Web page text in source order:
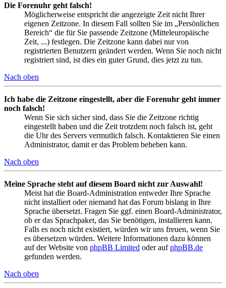
Die Forenuhr geht falsch!
Möglicherweise entspricht die angezeigte Zeit nicht Ihrer
eigenen Zeitzone. In diesem Fall sollten Sie im „Persönlichen
Bereich“ die für Sie passende Zeitzone (Mitteleuropäische
Zeit, ...) festlegen. Die Zeitzone kann dabei nur von
registrierten Benutzern geändert werden. Wenn Sie noch nicht
registriert sind, ist dies ein guter Grund, dies jetzt zu tun.
Nach oben
Ich habe die Zeitzone eingestellt, aber die Forenuhr geht immer
noch falsch!
Wenn Sie sich sicher sind, dass Sie die Zeitzone richtig
eingestellt haben und die Zeit trotzdem noch falsch ist, geht
die Uhr des Servers vermutlich falsch. Kontaktieren Sie einen
Administrator, damit er das Problem beheben kann.
Nach oben
Meine Sprache steht auf diesem Board nicht zur Auswahl!
Meist hat die Board-Administration entweder Ihre Sprache
nicht installiert oder niemand hat das Forum bislang in Ihre
Sprache übersetzt. Fragen Sie ggf. einen Board-Administrator,
ob er das Sprachpaket, das Sie benötigen, installieren kann.
Falls es noch nicht existiert, würden wir uns freuen, wenn Sie
es übersetzen würden. Weitere Informationen dazu können
auf der Website von phpBB Limited oder aufphpBB.de
gefunden werden.
Nach oben